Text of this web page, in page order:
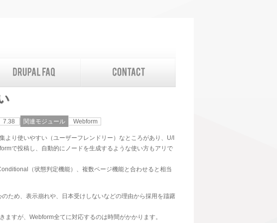
7.38 関連モジュール Webform
より使いやすい（ユーザーフレンドリー）なところがあり、U/I
で投稿し、自動的にノードを生成するような使い方もアリで
（状態判定機能）、複数ページ機能と合わせると相当
ため、表示崩れや、日本受けしないなどの理由から採用を躊躇
すが、Webform全てに対応するのは時間がかかります。